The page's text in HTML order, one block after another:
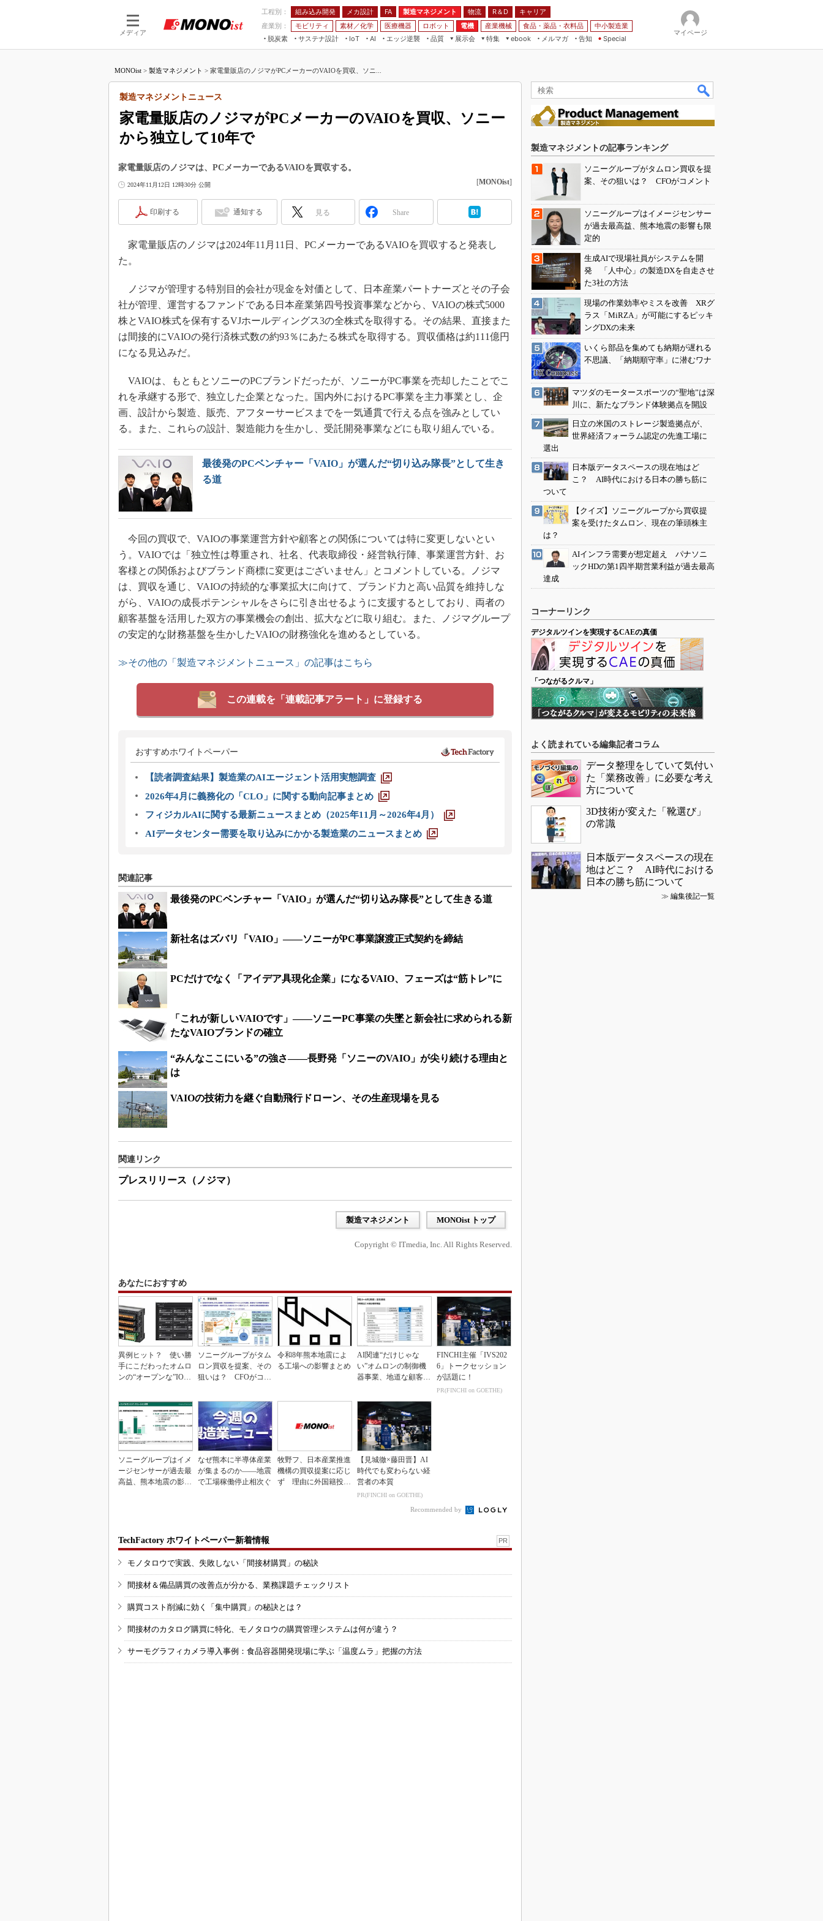
メディア
工程別： 組み込み開発 メカ設計 FA 製造マネジメント 物流 R＆D
キャリア
産業別：
モビリティ 素材／化学 医療機器 ロボット 電機 産業機械 食品・薬品・衣料品
中小製造業
脱炭素
サステナ設計
IoT
つながる工場
AI
AI×設備保全
エッジ逆襲 品質
展示会
JIMTOF
IIFES
TECHNO-FRONTIER
スマート工場EXPO
日本ものづくりワールド
産業オープンネット展
特集
つながるクルマ
フィールドサービス
ISO26262
S＆OP
インダストリー4.0
メイドインジャパン
植物工場
知財マネジメント
海外生産
グローバル設計・開発
ebook
モビリティ
メルマガ
告知 Special
マイページ
MONOist > 製造マネジメント > 家電量販店のノジマがPCメーカーのVAIOを買収、ソニ...
家電量販店のノジマがPCメーカーのVAIOを買収、ソニー
から独立して10年で
製造マネジメントニュース
家電量販店のノジマは、PCメーカーであるVAIOを買収する。
2024年11月12日 12時30分 公開 [MONOist]
印刷する 通知する 見る Share
家電量販店のノジマは2024年11月11日、PCメーカーであるVAIOを買収すると発表し
た。
ノジマが管理する特別目的会社が現金を対価として、日本産業パートナーズとその子会
社が管理、運営するファンドである日本産業第四号投資事業などから、VAIOの株式5000
株とVAIO株式を保有するVJホールディングス3の全株式を取得する。その結果、直接また
は間接的にVAIOの発行済株式数の約93％にあたる株式を取得する。買収価格は約111億円
になる見込みだ。
VAIOは、もともとソニーのPCブランドだったが、ソニーがPC事業を売却したことでこ
れを承継する形で、独立した企業となった。国内外におけるPC事業を主力事業とし、企
画、設計から製造、販売、アフターサービスまでを一気通貫で行える点を強みとしてい
る。また、これらの設計、製造能力を生かし、受託開発事業などにも取り組んでいる。
最後発のPCベンチャー「VAIO」が選んだ“切り込み隊長”として生き
る道
今回の買収で、VAIOの事業運営方針や顧客との関係については特に変更しないとい
う。VAIOでは「独立性は尊重され、社名、代表取締役・経営執行陣、事業運営方針、お
客様との関係およびブランド商標に変更はございません」とコメントしている。ノジマ
は、買収を通じ、VAIOの持続的な事業拡大に向けて、ブランド力と高い品質を維持しな
がら、VAIOの成長ポテンシャルをさらに引き出せるように支援するとしており、両者の
顧客基盤を活用した双方の事業機会の創出、拡大などに取り組む。また、ノジマグループ
の安定的な財務基盤を生かしたVAIOの財務強化を進めるとしている。
≫その他の「製造マネジメントニュース」の記事はこちら
この連載を「連載記事アラート」に登録する
おすすめホワイトペーパー
【読者調査結果】製造業のAIエージェント活用実態調査
2026年4月に義務化の「CLO」に関する動向記事まとめ
フィジカルAIに関する最新ニュースまとめ（2025年11月～2026年4月）
AIデータセンター需要を取り込みにかかる製造業のニュースまとめ
関連記事
最後発のPCベンチャー「VAIO」が選んだ“切り込み隊長”として生きる道
新社名はズバリ「VAIO」――ソニーがPC事業譲渡正式契約を締結
PCだけでなく「アイデア具現化企業」になるVAIO、フェーズは“筋トレ”に
「これが新しいVAIOです」――ソニーPC事業の失墜と新会社に求められる新
たなVAIOブランドの確立
“みんなここにいる”の強さ――長野発「ソニーのVAIO」が尖り続ける理由と
は
VAIOの技術力を継ぐ自動飛行ドローン、その生産現場を見る
関連リンク
プレスリリース（ノジマ）
製造マネジメント MONOist トップ
Copyright © ITmedia, Inc. All Rights Reserved.
あなたにおすすめ
異例ヒット？ 使い勝
手にこだわったオムロ
ンの“オープンな”IO-L
ソニーグループがタム
ロン買収を提案、その
狙いは？ CFOがコメ
令和8年熊本地震によ
る工場への影響まとめ
AI関連“だけじゃな
い”オムロンの制御機
器事業、地道な顧客基
FINCHI主催「IVS202
6」トークセッション
が話題に！
PR(FINCHI on GOETHE)
ソニーグループはイメ
ージセンサーが過去最
高益、熊本地震の影響
なぜ熊本に半導体産業
が集まるのか――地震
で工場稼働停止相次ぐ
牧野フ、日本産業推進
機構の買収提案に応じ
ず 理由に外国籍投資
【見城徹×藤田晋】AI
時代でも変わらない経
営者の本質
PR(FINCHI on GOETHE)
Recommended by
TechFactory ホワイトペーパー新着情報 PR
モノタロウで実践、失敗しない「間接材購買」の秘訣
間接材＆備品購買の改善点が分かる、業務課題チェックリスト
購買コスト削減に効く「集中購買」の秘訣とは？
間接材のカタログ購買に特化、モノタロウの購買管理システムは何が違う？
サーモグラフィカメラ導入事例：食品容器開発現場に学ぶ「温度ムラ」把握の方法
製造マネジメントの記事ランキング
ソニーグループがタムロン買収を提
案、その狙いは？ CFOがコメント
ソニーグループはイメージセンサー
が過去最高益、熊本地震の影響も限
定的
生成AIで現場社員がシステムを開
発 「人中心」の製造DXを自走させ
た3社の方法
現場の作業効率やミスを改善 XRグ
ラス「MiRZA」が可能にするピッキ
ングDXの未来
いくら部品を集めても納期が遅れる
不思議、「納期順守率」に潜むワナ
マツダのモータースポーツの“聖地”は深
川に、新たなブランド体験拠点を開設
日立の米国のストレージ製造拠点が、
世界経済フォーラム認定の先進工場に
選出
日本版データスペースの現在地はど
こ？ AI時代における日本の勝ち筋に
ついて
【クイズ】ソニーグループから買収提
案を受けたタムロン、現在の筆頭株主
は？
AIインフラ需要が想定超え パナソニ
ックHDの第1四半期営業利益が過去最高
達成
コーナーリンク
デジタルツインを実現するCAEの真価
「つながるクルマ」
よく読まれている編集記者コラム
データ整理をしていて気付い
た「業務改善」に必要な考え
方について
3D技術が変えた「靴選び」
の常識
日本版データスペースの現在
地はどこ？ AI時代における
日本の勝ち筋について
≫ 編集後記一覧